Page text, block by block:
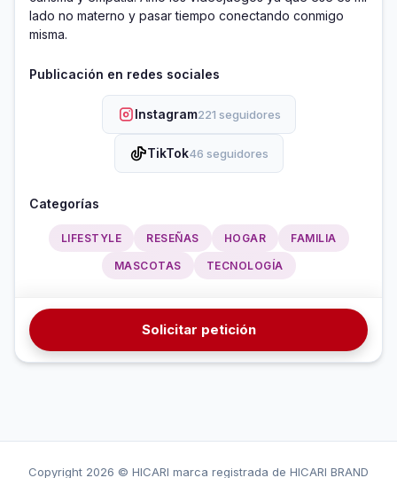
lado no materno y pasar tiempo conectando conmigo
misma.
Publicación en redes sociales
Instagram221 seguidores
TikTok46 seguidores
Categorías
LIFESTYLE RESEÑAS HOGAR FAMILIA
MASCOTAS TECNOLOGÍA
Solicitar petición
Copyright 2026 © HICARI marca registrada de HICARI BRAND